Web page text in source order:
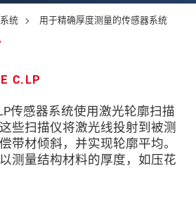
统
用于精确厚度测量的传感器系统
C.LP
传感器系统使用激光轮廓扫描
些扫描仪将激光线投射到被测
带材倾斜，并实现轮廓平均。
测量结构材料的厚度，如压花